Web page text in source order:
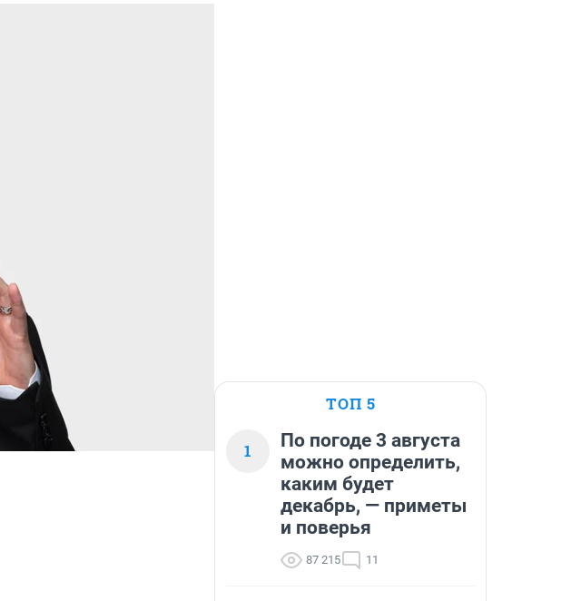
ТОП 5
1
По погоде 3 августа
можно определить,
каким будет
декабрь, — приметы
и поверья
87 215 11